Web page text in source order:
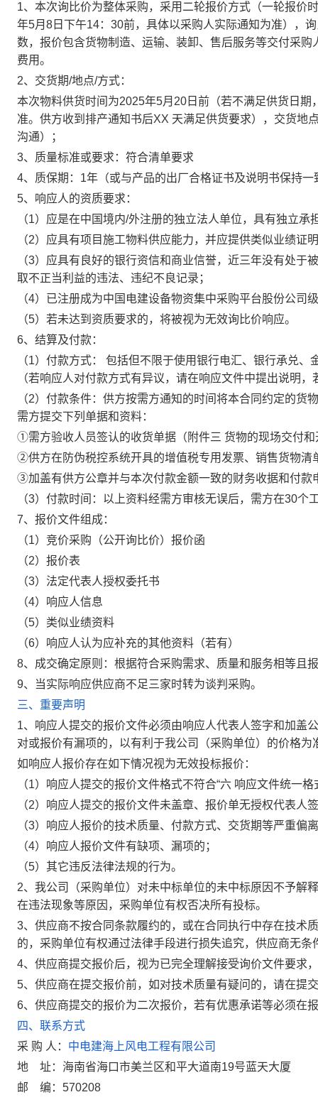
1、本次询比价为整体采购，采用二轮报价方式 （一轮报价
年5月8日下午14：30前，具体以采购人实际通知为准）
，
数，报价包含货物制造、运输、装卸、售后服务等交付采
费用。
2、交货期/地点/方式：
本次物料供货时间为2025年5月20日前（若不满足供货日
准。 供方收到排产通知书后XX 天满足供货要求），交货地
沟通）；
3、质量标准或要求：符合清单要求
4、质保期：1年（或与产品的出厂合格证书及说明书保持一
5、响应人的资质要求：
（1）应是在中国境内/外注册的独立法人单位，具有独立承
（2）应具有项目施工物料供应能力，并应提供类似业绩证
（3）应具有良好的银行资信和商业信誉，近三年没有处
取不正当利益的违法、违纪不良记录；
（4）已注册成为中国电建设备物资集中采购平台股份公司
（5）若未达到资质要求的，将被视为无效询比价响应。
6、结算及付款：
（1）付款方式： 包括但不限于使用银行电汇、银行承兑、
（若响应人对付款方式有异议，请在响应文件中提出说明
（2）付款条件：供方按需方通知的时间将本合同约定的
需方提交下列单据和资料：
①需方验收人员签认的收货单据（附件三 货物的现场交付
②供方在防伪税控系统开具的增值税专用发票、销售货物清
③加盖有供方公章并与本次付款金额一致的财务收据和付款
（3）付款时间：以上资料经需方审核无误后，需方在30个
7、报价文件组成：
（1）竞价采购（公开询比价）报价函
（2）报价表
（3）法定代表人授权委托书
（4）响应人信息
（5）类似业绩资料
（6）响应人认为应补充的其他资料（若有）
8、成交确定原则：根据符合采购需求、质量和服务相等且
9、当实际响应供应商不足三家时转为谈判采购。
三、重要声明
1、响应人提交的报价文件必须由响应人代表人签字和加盖
对或报价有漏项的，以有利于我公司（采购单位）的价格
如响应人报价存在如下情况视为无效投标报价：
（1）响应人提交的报价文件格式不符合“六 响应文件统一格
（2）响应人提交的报价文件未盖章、报价单无授权代表人
（3）响应人报价的技术质量、付款方式、交货期等严重偏
（4）响应人报价文件有缺项、漏项的；
（5）其它违反法律法规的行为。
2、我公司（采购单位）对未中标单位的未中标原因不予解
在违法现象等原因，采购单位有权否决所有投标。
3、供应商不按合同条款履约的，或在合同执行中存在技术
的，采购单位有权通过法律手段进行损失追究，供应商无条
4、供应商提交报价后，视为已完全理解接受询价文件要求
5、供应商在提交报价前，如对技术质量有疑问的，请在提
6、供应商提交的报价为二次报价，若有优惠承诺等必须在
四、联系方式
采 购 人： 中电建海上风电工程有限公司
地
址：海南省海口市美兰区和平大道南19号蓝天大厦
邮
编：570208